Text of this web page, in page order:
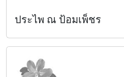
ประไพ ณ ป้อมเพ็ชร